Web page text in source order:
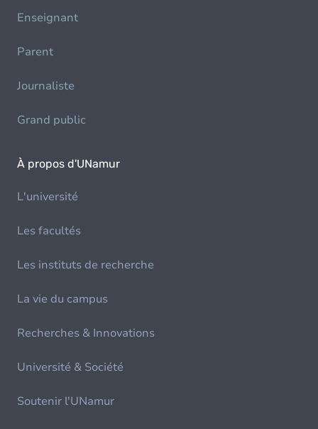
Enseignant
Parent
Journaliste
Grand public
À propos d'UNamur
L'université
Les facultés
Les instituts de recherche
La vie du campus
Recherches & Innovations
Université & Société
Soutenir l'UNamur